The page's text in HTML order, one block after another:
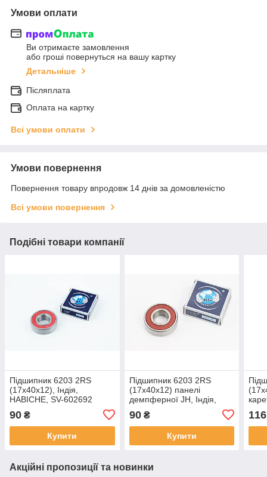
Умови оплати
Ви отримаєте замовлення
або гроші повернуться на вашу картку
Детальніше
Післяплата
Оплата на картку
Всі умови оплати
Умови повернення
Повернення товару впродовж 14 днів за домовленістю
Всі умови повернення
Подібні товари компанії
Підшипник 6203 2RS
(17x40x12), Індія,
НАВІСНЕ, SV-602692
90 ₴
Купити
Підшипник 6203 2RS
(17x40x12) панелі
демпферної JH, Індія,
90₴
Купити
116
Акційні пропозиції та новинки